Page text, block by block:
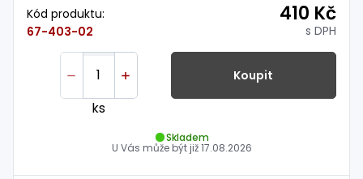
Kód produktu:
67-403-02
410 Kč
s DPH
ks
Koupit
Skladem
U Vás může být již17.08.2026